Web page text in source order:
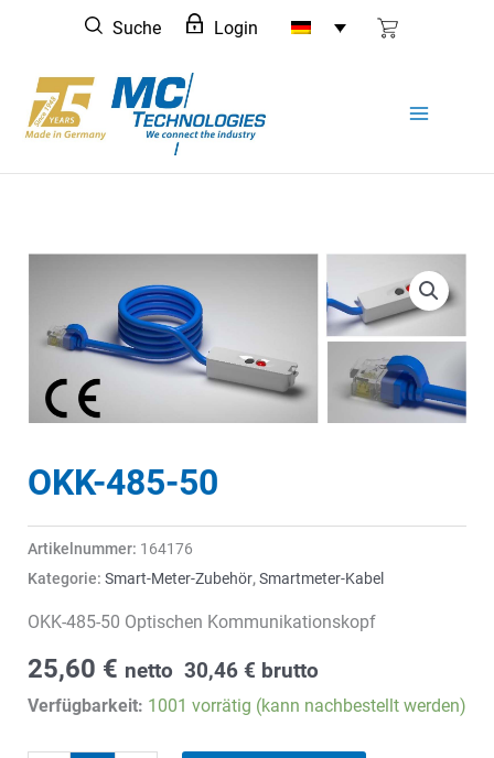
springen
Suche Login
OKK-485-50
Artikelnummer: 164176
Kategorie: Smart-Meter-Zubehör,Smartmeter-Kabel
OKK-485-50 Optischen Kommunikationskopf
25,60 € netto 30,46 € brutto
Verfügbarkeit: 1001 vorrätig (kann nachbestellt werden)